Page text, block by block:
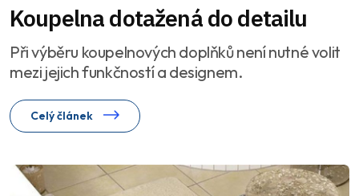
Koupelna dotažená do detailu
Při výběru koupelnových doplňků není nutné volit
mezi jejich funkčností a designem.
Celý článek